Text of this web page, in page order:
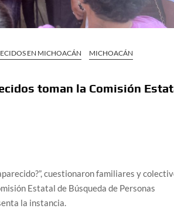
EN MICHOACÁN
MICHOACÁN
toman la Comisión
cuestionaron familiares y
Estatal de Búsqueda de Personas
la instancia.